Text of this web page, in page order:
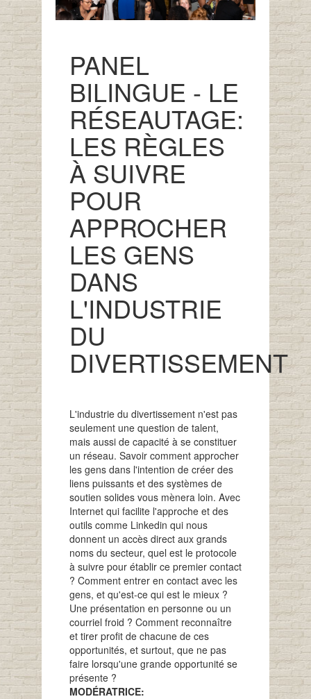
PANEL
BILINGUE - LE
RÉSEAUTAGE:
LES RÈGLES
À SUIVRE
POUR
APPROCHER
LES GENS
DANS
L'INDUSTRIE
DU
DIVERTISSEMENT
L'industrie du divertissement n'est pas
seulement une question de talent,
mais aussi de capacité à se constituer
un réseau. Savoir comment approcher
les gens dans l'intention de créer des
liens puissants et des systèmes de
soutien solides vous mènera loin. Avec
Internet qui facilite l'approche et des
outils comme Linkedin qui nous
donnent un accès direct aux grands
noms du secteur, quel est le protocole
à suivre pour établir ce premier contact
? Comment entrer en contact avec les
gens, et qu'est-ce qui est le mieux ?
Une présentation en personne ou un
courriel froid ? Comment reconnaître
et tirer profit de chacune de ces
opportunités, et surtout, que ne pas
faire lorsqu'une grande opportunité se
présente ?
MODÉRATRICE: